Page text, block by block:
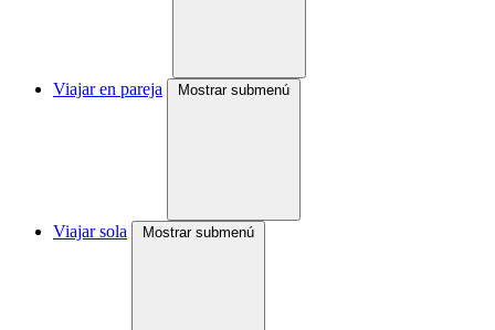
Viajar en pareja Mostrar submenú
Viajar sola Mostrar submenú